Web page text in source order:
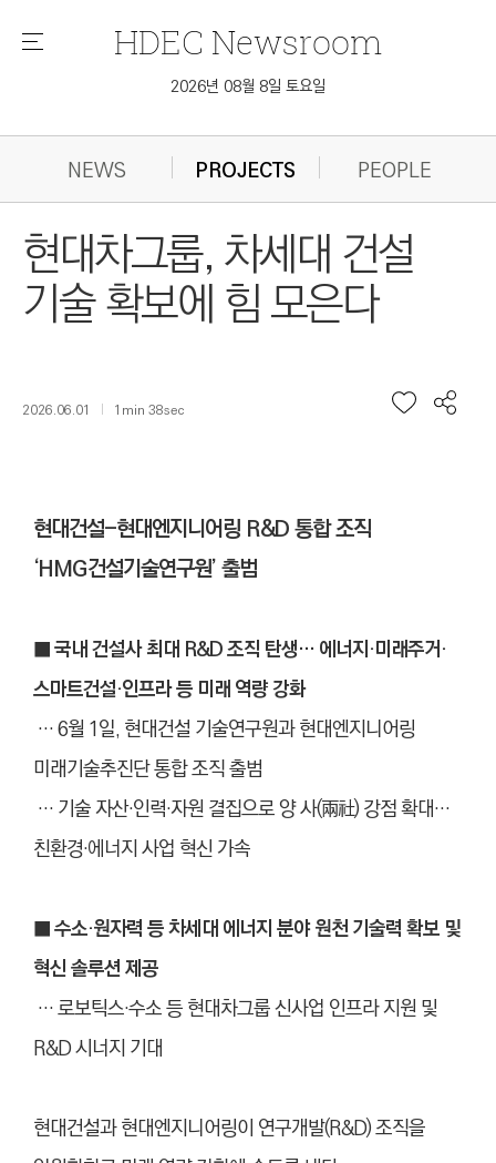
메
HDEC Newsroom
2026년 08월 8일 토요일
NEWS PROJECTS PEOPLE
현대차그룹, 차세대 건설
기술 확보에 힘 모은다
2026.06.01 1min 38sec
현대건설-현대엔지니어링 R&D 통합 조직
‘HMG건설기술연구원’ 출범
■ 국내 건설사 최대 R&D 조직 탄생… 에너지·미래주거·
스마트건설·인프라 등 미래 역량 강화
… 6월 1일, 현대건설 기술연구원과 현대엔지니어링
미래기술추진단 통합 조직 출범
… 기술 자산·인력·자원 결집으로 양 사(兩社) 강점 확대…
친환경·에너지 사업 혁신 가속
■ 수소·원자력 등 차세대 에너지 분야 원천 기술력 확보 및
혁신 솔루션 제공
… 로보틱스·수소 등 현대차그룹 신사업 인프라 지원 및
R&D 시너지 기대
현대건설과 현대엔지니어링이 연구개발(R&D) 조직을